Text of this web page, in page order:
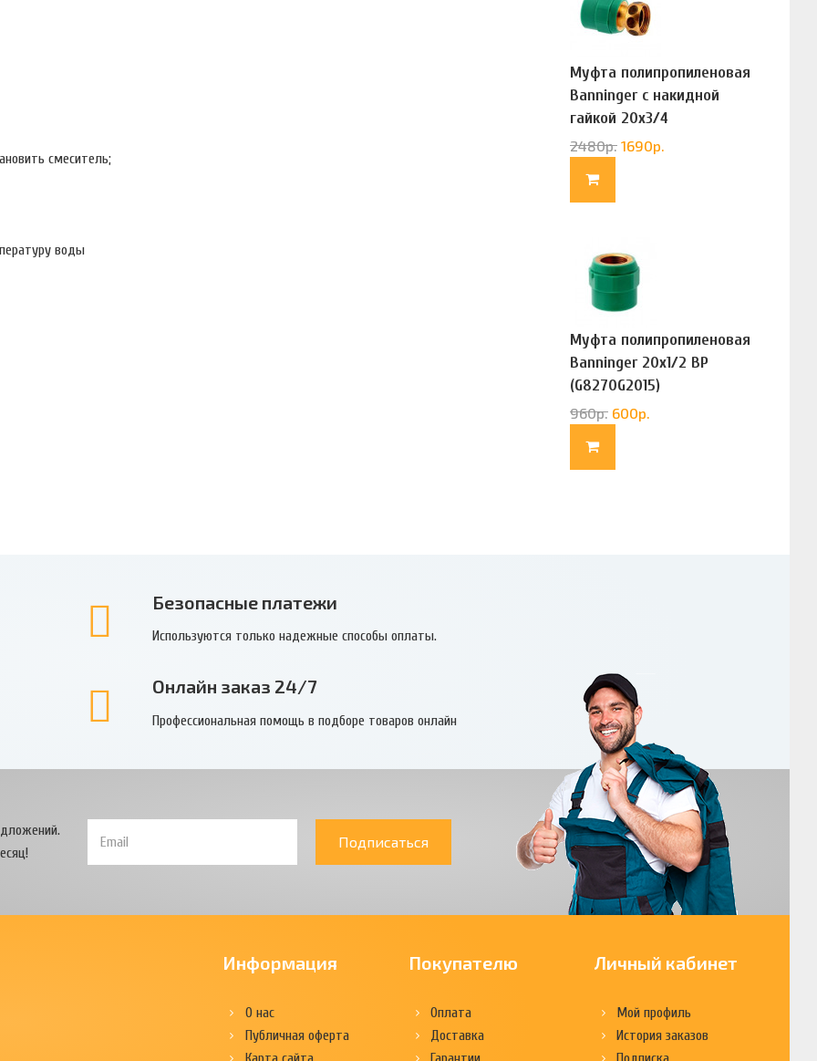
смеситель;
воды
Муфта полипропиленовая
Banninger с накидной
гайкой 20х3/4
(G83322020)
2480р. 1690р.
Муфта полипропиленовая
Banninger 20х1/2 ВР
(G8270G2015)
960р. 600р.
Безопасные платежи
Используются только надежные способы оплаты.
Онлайн заказ 24/7
Профессиональная помощь в подборе товаров онлайн
Подписаться
Информация
О нас
Публичная оферта
Покупателю
Оплата
Доставка
Личный кабинет
Мой профиль
История заказов